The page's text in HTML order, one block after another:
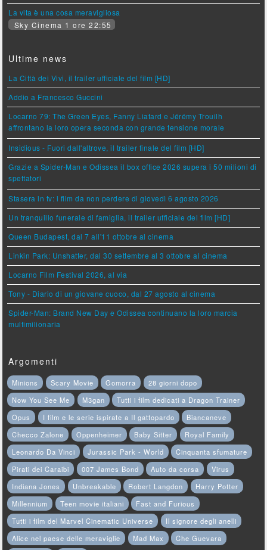
La vita è una cosa meravigliosa
Sky Cinema 1 ore 22:55
Ultime news
La Città dei Vivi, il trailer ufficiale del film [HD]
Addio a Francesco Guccini
Locarno 79: The Green Eyes, Fanny Liatard e Jérémy Trouilh
affrontano la loro opera seconda con grande tensione morale
Insidious - Fuori dall'altrove, il trailer finale del film [HD]
Grazie a Spider-Man e Odissea il box office 2026 supera i 50 milioni di
spettatori
Stasera in tv: i film da non perdere di giovedì 6 agosto 2026
Un tranquillo funerale di famiglia, il trailer ufficiale del film [HD]
Queen Budapest, dal 7 all'11 ottobre al cinema
Linkin Park: Unshatter, dal 30 settembre al 3 ottobre al cinema
Locarno Film Festival 2026, al via
Tony - Diario di un giovane cuoco, dal 27 agosto al cinema
Spider-Man: Brand New Day e Odissea continuano la loro marcia
multimilionaria
Argomenti
Minions Scary Movie Gomorra
28 giorni dopo
Now You See Me
M3gan
Tutti i film dedicati a Dragon Trainer
Opus
I film e le serie ispirate a Il gattopardo
Biancaneve
Checco Zalone
Oppenheimer Baby Sitter
Royal Family
Leonardo Da Vinci
Jurassic Park - World
Cinquanta sfumature
Pirati dei Caraibi
007 James Bond Auto da corsa
Virus
Indiana Jones
Unbreakable Robert Langdon
Harry Potter
Millennium
Teen movie italiani
Fast and Furious
Tutti i film del Marvel Cinematic Universe
Il signore degli anelli
Alice nel paese delle meraviglie
Mad Max Che Guevara